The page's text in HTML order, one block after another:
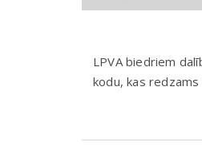
LPVA biedriem
kodu, kas redzams